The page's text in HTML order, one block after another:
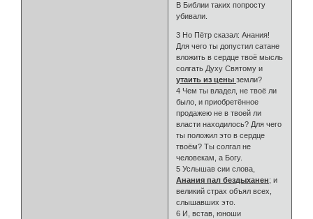
В Библии таких попросту
убивали.
3 Но Пётр сказал: Анания!
Для чего ты допустил сатане
вложить в сердце твоё мысль
солгать Духу Святому и
утаить из ценыземли?
4 Чем ты владел, не твоё ли
было, и приобретённое
продажею не в твоей ли
власти находилось? Для чего
ты положил это в сердце
твоём? Ты солгал не
человекам, а Богу.
5 Услышав сии слова,
Анания пал бездыханен; и
великий страх объял всех,
слышавших это.
6 И, встав, юноши